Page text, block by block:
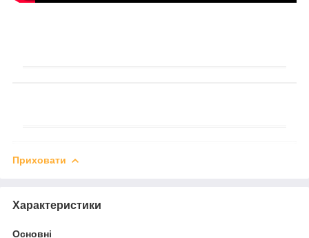
Приховати
Характеристики
Основні